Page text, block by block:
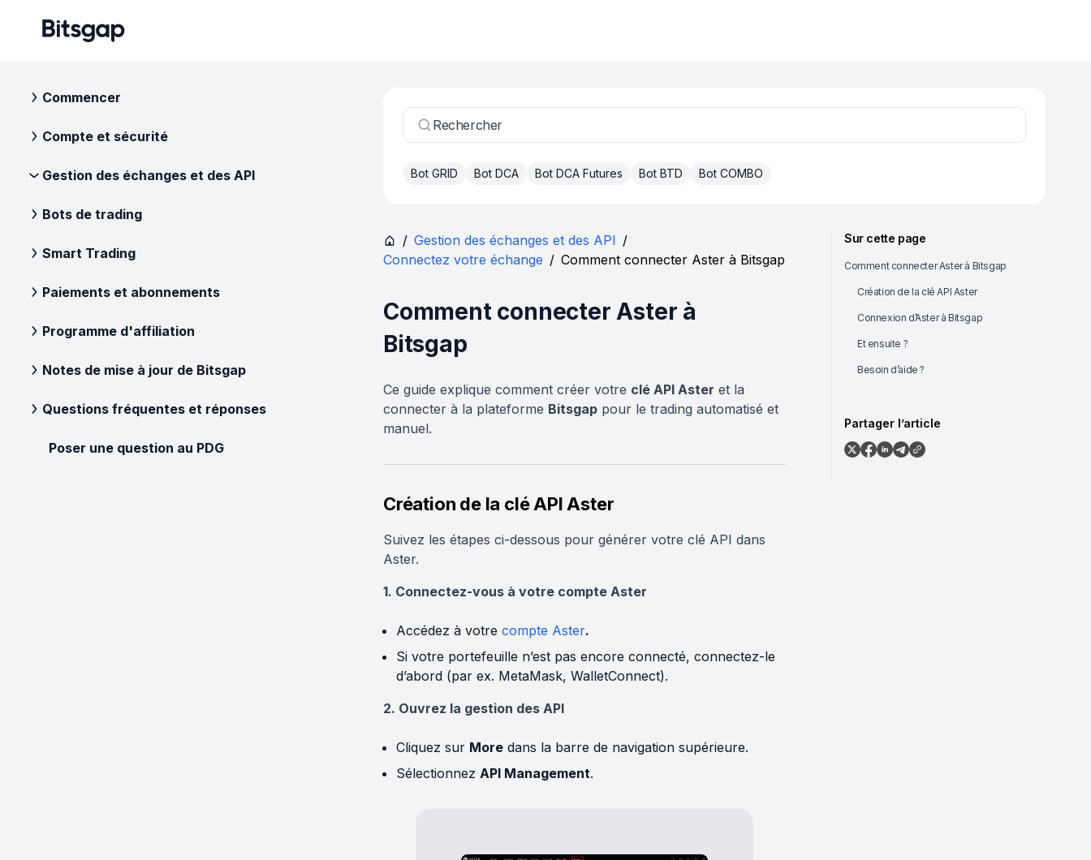
Commencer
Compte et sécurité
Gestion des échanges et des API
Bots de trading
Smart Trading
Paiements et abonnements
Programme d'affiliation
Notes de mise à jour de Bitsgap
Questions fréquentes et réponses
Poser une question au PDG
Rechercher
Bot GRID Bot DCA Bot DCA Futures Bot BTD Bot COMBO
/ Gestion des échanges et des API /
Connectez votre échange / Comment connecter Aster à Bitsgap
Comment connecter Aster à
Bitsgap
Ce guide explique comment créer votre clé API Aster et la
connecter à la plateforme Bitsgap pour le trading automatisé et
manuel.
Création de la clé API Aster
Suivez les étapes ci-dessous pour générer votre clé API dans
Aster.
1. Connectez-vous à votre compte Aster
Accédez à votre compte Aster.
Si votre portefeuille n’est pas encore connecté, connectez-le
d’abord (par ex. MetaMask, WalletConnect).
2. Ouvrez la gestion des API
Cliquez sur More dans la barre de navigation supérieure.
Sélectionnez API Management.
Sur cette page
Comment connecter Aster à Bitsgap
Création de la clé API Aster
Connexion d’Aster à Bitsgap
Et ensuite ?
Besoin d’aide ?
Partager l’article